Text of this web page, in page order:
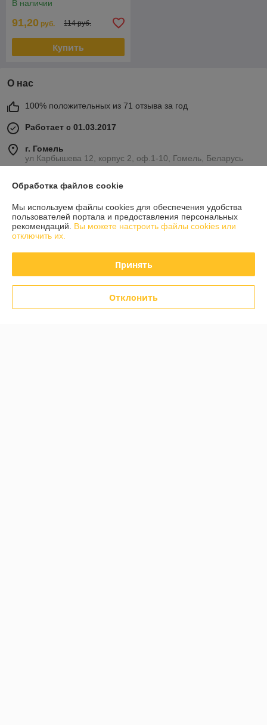
В наличии
91,20 руб. 114 руб.
Купить
О нас
100% положительных из 71 отзыва за год
Работает с 01.03.2017
г. Гомель
ул Карбышева 12, корпус 2, оф.1-10, Гомель, Беларусь
Контакты
Сегодня работает с 10:00 до 15:00
Показать весь график работы
Отзывы о магазине
585 отзывов за всё время
Обработка файлов cookie
Мы используем файлы cookies для обеспечения удобства
пользователей портала и предоставления персональных
рекомендаций. Вы можете настроить файлы cookies или
отключить их.
Принять
Отклонить